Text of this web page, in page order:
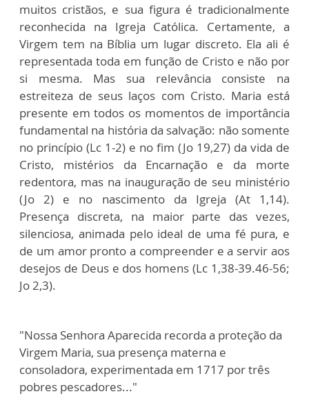
muitos cristãos, e sua figura é tradicionalmente
reconhecida na Igreja Católica. Certamente, a
Virgem tem na Bíblia um lugar discreto. Ela ali é
representada toda em função de Cristo e não por
si mesma. Mas sua relevância consiste na
estreiteza de seus laços com Cristo. Maria está
presente em todos os momentos de importância
fundamental na história da salvação: não somente
no princípio (Lc 1-2) e no fim (Jo 19,27) da vida de
Cristo, mistérios da Encarnação e da morte
redentora, mas na inauguração de seu ministério
(Jo 2) e no nascimento da Igreja (At 1,14).
Presença discreta, na maior parte das vezes,
silenciosa, animada pelo ideal de uma fé pura, e
de um amor pronto a compreender e a servir aos
desejos de Deus e dos homens (Lc 1,38-39.46-56;
Jo 2,3).
"Nossa Senhora Aparecida recorda a proteção da
Virgem Maria, sua presença materna e
consoladora, experimentada em 1717 por três
pobres pescadores..."